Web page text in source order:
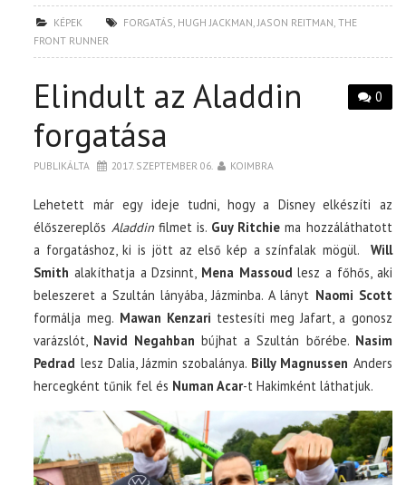
KÉPEK FORGATÁS HUGH JACKMAN JASON REITMAN ,THE
FRONT RUNNER
0
Elindult az Aladdin
forgatása
PUBLIKÁLTA 2017. SZEPTEMBER 06. KOIMBRA
Lehetett már egy ideje tudni, hogy a Disney elkészíti az
élőszereplős Aladdinfilmet is. Guy Ritchie ma hozzáláthatott
a forgatáshoz, ki is jött az első kép a színfalak mögül. Will
Smith alakíthatja a Dzsinnt, Mena Massoud lesz a főhős, aki
beleszeret a Szultán lányába, Jázminba. A lányt Naomi Scott
formálja meg. Mawan Kenzari testesíti meg Jafart, a gonosz
varázslót, Navid Negahban bújhat a Szultán bőrébe. Nasim
Pedrad lesz Dalia, Jázmin szobalánya. Billy Magnussen Anders
hercegként tűnik fel és Numan Acar-t Hakimként láthatjuk.